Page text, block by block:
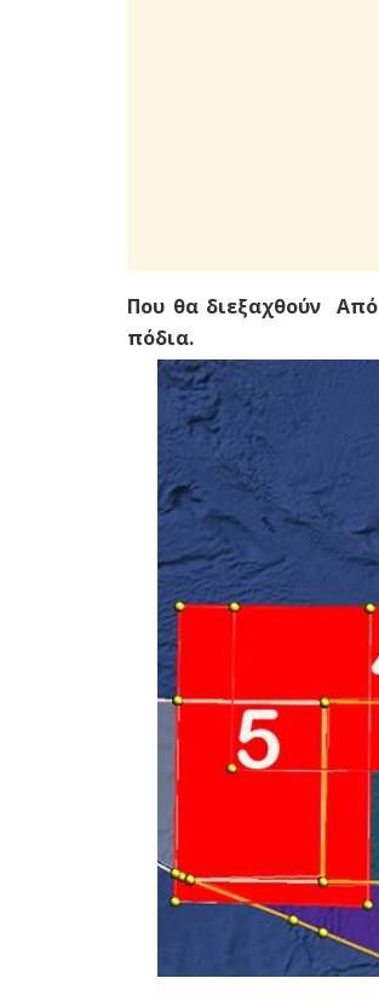
Που θα διεξαχθούν Από
πόδια.